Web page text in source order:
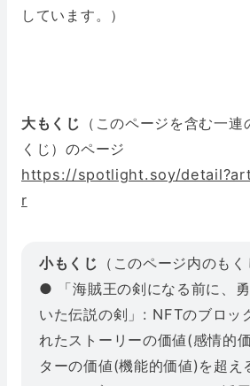
しています。）
大もくじ （このページを含む一
くじ）のページ
https://spotlight.soy/
r
小もくじ （このページ内のもく
● 「海賊王の剣になる前に、
いた伝説の剣」: NFTのブロッ
れたストーリーの価値(感情的
ターの価値(機能的価値)を超え